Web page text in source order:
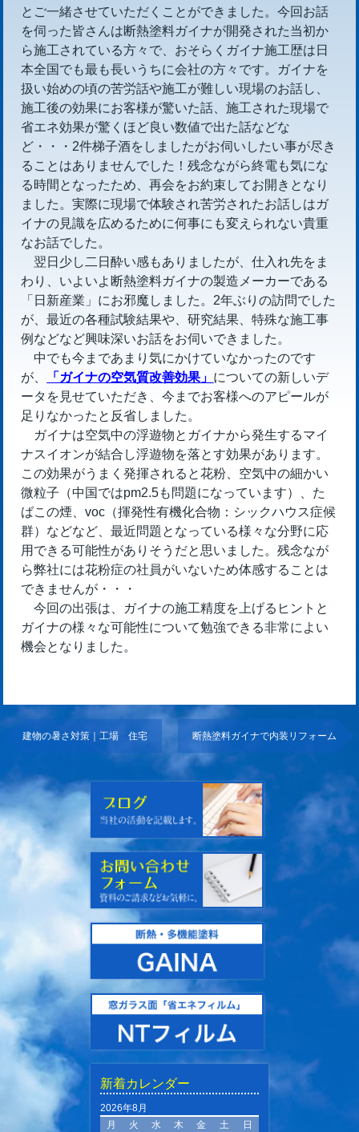
とご一緒させていただくことができました。今回お話
を伺った皆さんは断熱塗料ガイナが開発された当初か
ら施工されている方々で、おそらくガイナ施工歴は日
本全国でも最も長いうちに会社の方々です。ガイナを
扱い始めの頃の苦労話や施工が難しい現場のお話し、
施工後の効果にお客様が驚いた話、施工された現場で
省エネ効果が驚くほど良い数値で出た話などな
ど・・・2件梯子酒をしましたがお伺いしたい事が尽き
ることはありませんでした！残念ながら終電も気にな
る時間となったため、再会をお約束してお開きとなり
ました。実際に現場で体験され苦労されたお話しはガ
イナの見識を広めるために何事にも変えられない貴重
なお話でした。
翌日少し二日酔い感もありましたが、仕入れ先をま
わり、いよいよ断熱塗料ガイナの製造メーカーである
「日新産業」にお邪魔しました。2年ぶりの訪問でした
が、最近の各種試験結果や、研究結果、特殊な施工事
例などなど興味深いお話をお伺いできました。
中でも今まであまり気にかけていなかったのです
が、
「ガイナの空気質改善効果」 についての新しいデ
ータを見せていただき、今までお客様へのアピールが
足りなかったと反省しました。
ガイナは空気中の浮遊物とガイナから発生するマイ
ナスイオンが結合し浮遊物を落とす効果があります。
この効果がうまく発揮されると花粉、空気中の細かい
微粒子（中国ではpm2.5も問題になっています）、た
ばこの煙、voc（揮発性有機化合物：シックハウス症候
群）などなど、最近問題となっている様々な分野に応
用できる可能性がありそうだと思いました。残念なが
ら弊社には花粉症の社員がいないため体感することは
できませんが・・・
今回の出張は、ガイナの施工精度を上げるヒントと
ガイナの様々な可能性について勉強できる非常によい
機会となりました。
建物の暑さ対策｜工場 住宅 断熱塗料ガイナで内装リフォーム
新着カレンダー
2026年8月
月
火 水 木 金 土 日